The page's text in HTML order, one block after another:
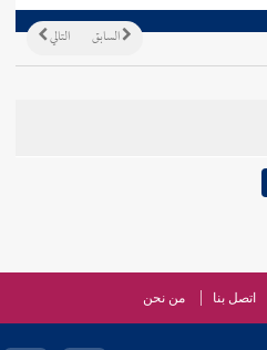
التالي السابق
اتصل بنا من نحن